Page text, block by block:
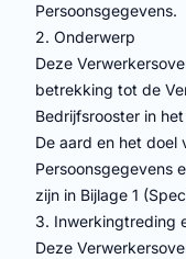
Persoonsgegevens.
2. Onderwerp
Deze
betrekking tot de
Bedrijfsrooster in
De aard en het doel
Persoonsgegevens
zijn in Bijlage 1
3. Inwerkingtreding
Deze